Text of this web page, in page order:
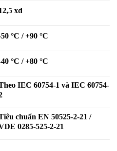
xd
°C / +90 °C
°C / +80 °C
IEC 60754-1 và IEC 60754-
chuẩn EN 50525-2-21 /
0285-525-2-21